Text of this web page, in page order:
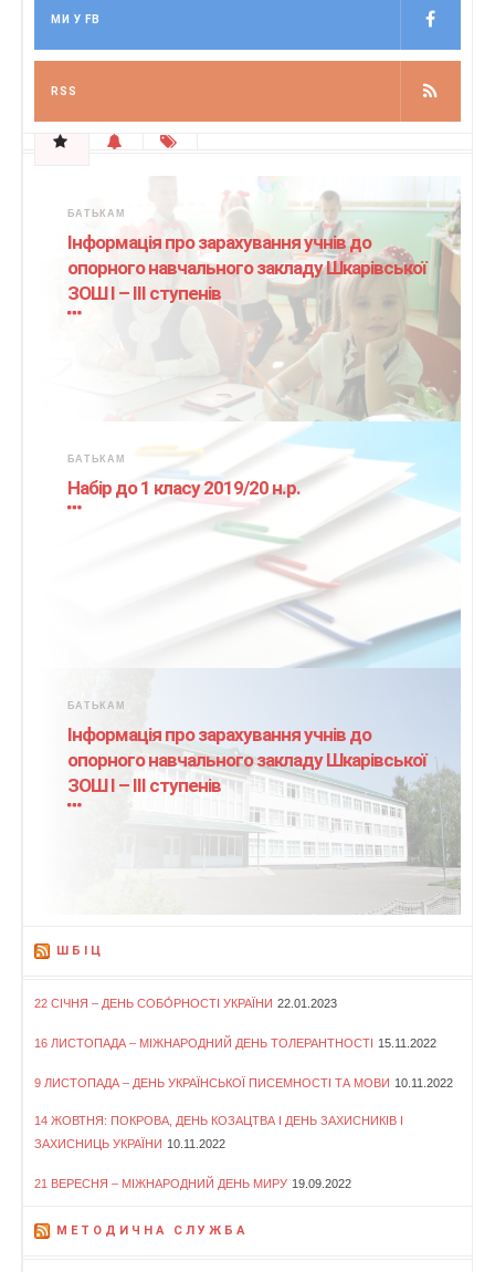
МИ У FB
RSS
БАТЬКАМ
Інформація про зарахування учнів до
опорного навчального закладу Шкарівської
ЗОШ І – ІІІ ступенів
БАТЬКАМ
Набір до 1 класу 2019/20 н.р.
БАТЬКАМ
Інформація про зарахування учнів до
опорного навчального закладу Шкарівської
ЗОШ І – ІІІ ступенів
ШБІЦ
22 СІЧНЯ – ДЕНЬ СОБО́РНОСТІ УКРАЇНИ 22.01.2023
16 ЛИСТОПАДА – МІЖНАРОДНИЙ ДЕНЬ ТОЛЕРАНТНОСТІ 15.11.2022
9 ЛИСТОПАДА – ДЕНЬ УКРАЇНСЬКОЇ ПИСЕМНОСТІ ТА МОВИ 10.11.2022
14 ЖОВТНЯ: ПОКРОВА, ДЕНЬ КОЗАЦТВА І ДЕНЬ ЗАХИСНИКІВ І
ЗАХИСНИЦЬ УКРАЇНИ 10.11.2022
21 ВЕРЕСНЯ – МІЖНАРОДНИЙ ДЕНЬ МИРУ 19.09.2022
МЕТОДИЧНА СЛУЖБА